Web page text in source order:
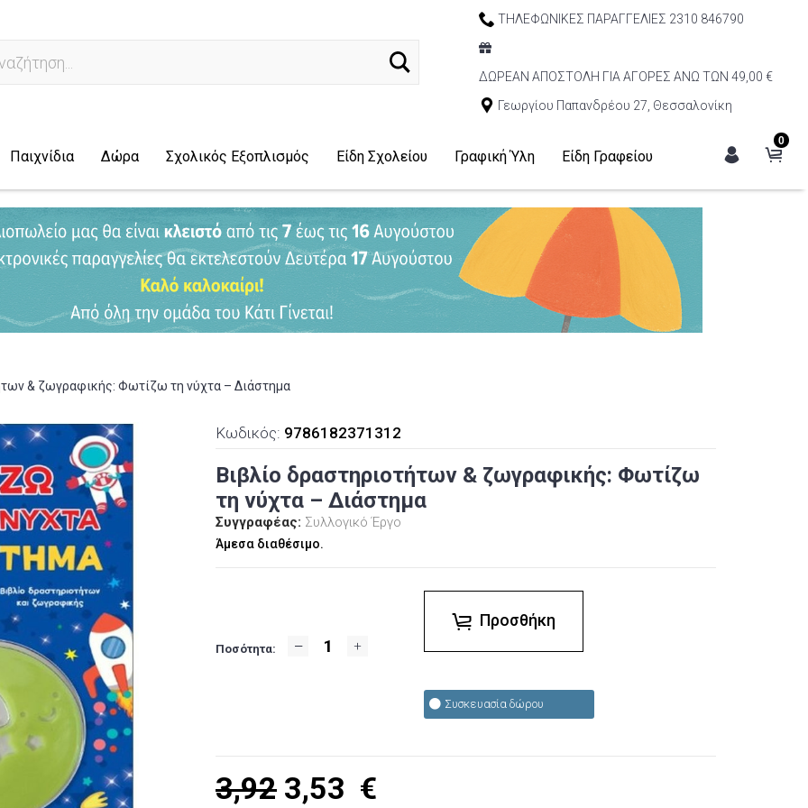
γ
ΤΗΛΕΦΩΝΙΚΕΣ ΠΑΡΑΓΓΕΛΙΕΣ 2310 846790
ΔΩΡΕΑΝ ΑΠΟΣΤΟΛΗ ΓΙΑ ΑΓΟΡΕΣ ΑΝΩ ΤΩΝ 49,00 €
Γεωργίου Παπανδρέου 27, Θεσσαλονίκη
0
Παιχνίδια Δώρα Σχολικός Εξοπλισμός Είδη Σχολείου Γραφική Ύλη Είδη Γραφείου
& ζωγραφικής: Φωτίζω τη νύχτα – Διάστημα
Κωδικός: 9786182371312
Βιβλίο δραστηριοτήτων & ζωγραφικής: Φωτίζω
τη νύχτα – Διάστημα
Συγγραφέας: Συλλογικό Έργο
Άμεσα διαθέσιμο.
Ποσότητα:
Προσθήκη
Συσκευασία δώρου
3,92 3,53 €